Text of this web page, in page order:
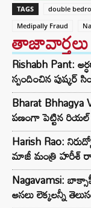
TAGS double
Medipally Fraud
తాజావార్తలు
Rishabh Pant:
స్పందించిన పుష్కర్
Bharat
పణంగా పెట్టిన
Harish Rao:
మాజీ మంత్రి హరీశ్
Nagavamsi:
అసలు లెక్కలన్నీ